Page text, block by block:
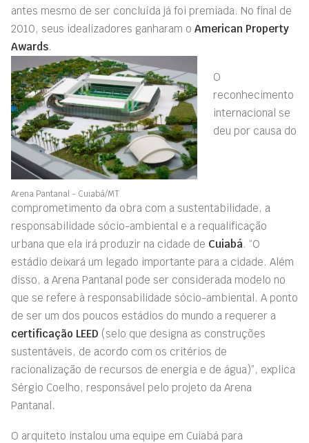
antes mesmo de ser concluída já foi premiada. No final de
2010, seus idealizadores ganharam o American Property
Awards.
Arena Pantanal - Cuiabá/MT
O
reconhecimento
internacional se
deu por causa do
comprometimento da obra com a sustentabilidade, a
responsabilidade sócio-ambiental e a requalificação
urbana que ela irá produzir na cidade de Cuiabá. “O
estádio deixará um legado importante para a cidade. Além
disso, a Arena Pantanal pode ser considerada modelo no
que se refere à responsabilidade sócio-ambiental. A ponto
de ser um dos poucos estádios do mundo a requerer a
certificação LEED (selo que designa as construções
sustentáveis, de acordo com os critérios de
racionalização de recursos de energia e de água)”, explica
Sérgio Coelho, responsável pelo projeto da Arena
Pantanal.
O arquiteto instalou uma equipe em Cuiabá para